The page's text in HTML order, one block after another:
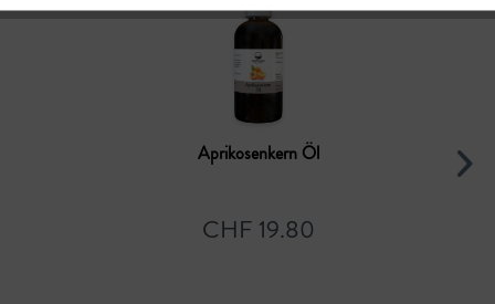
Aprikosenkern Öl
CHF 19.80